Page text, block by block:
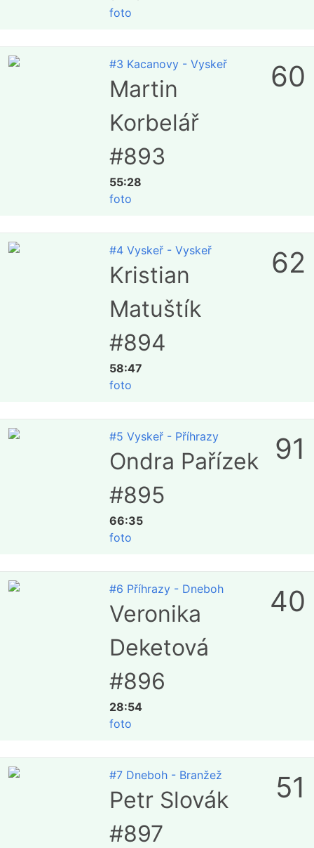
foto
#3 Kacanovy - Vyskeř
Martin
Korbelář
#893
55:28
foto
60
#4 Vyskeř - Vyskeř
Kristian
Matuštík
#894
58:47
foto
62
#5 Vyskeř - Příhrazy
Ondra Pařízek
#895
66:35
foto
91
#6 Příhrazy - Dneboh
Veronika
Deketová
#896
28:54
foto
40
#7 Dneboh - Branžež
Petr Slovák
#897
51